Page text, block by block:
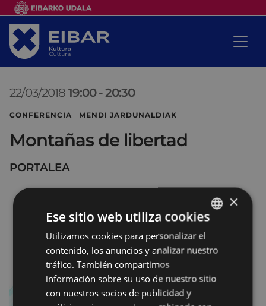
22/03/2018 19:00 -20:30
CONFERENCIA MENDI JARDUNALDIAK
Montañas de libertad
PORTALEA
BASQUE
SPANISH
×
Ese sitio web utiliza cookies
Utilizamos cookies para personalizar el
contenido, los anuncios y analizar nuestro
tráfico. También compartimos
información sobre su uso de nuestro sitio
con nuestros socios de publicidad y